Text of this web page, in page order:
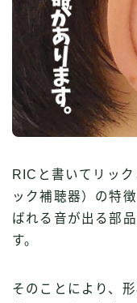
RICと書いてリッ
ック補聴器）の特
ばれる音が出る部
す。
そのことにより、